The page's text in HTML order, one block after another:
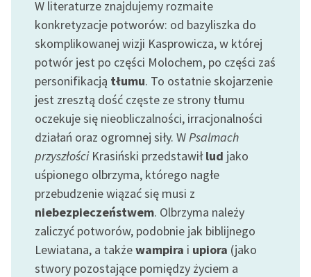
Logotypy
Materiały promocyjne
Polityka prywatności
Regulamin biblioteki
Dane fundacji i
sprawozdania finansowe
Regulamin darowizn
Informacja o treściach
wrażliwych
Deklaracja dostępności
W literaturze znajdujemy rozmaite
konkretyzacje potworów: od bazyliszka do
skomplikowanej wizji Kasprowicza, w której
potwór jest po części Molochem, po części zaś
personifikacją tłumu. To ostatnie skojarzenie
jest zresztą dość częste ze strony tłumu
oczekuje się nieobliczalności, irracjonalności
działań oraz ogromnej siły. WPsalmach
przyszłościKrasiński przedstawiłlud jako
uśpionego olbrzyma, którego nagłe
przebudzenie wiązać się musi z
niebezpieczeństwem. Olbrzyma należy
zaliczyć potworów, podobnie jak biblijnego
Lewiatana, a takżewampira i upiora (jako
stwory pozostające pomiędzy życiem a